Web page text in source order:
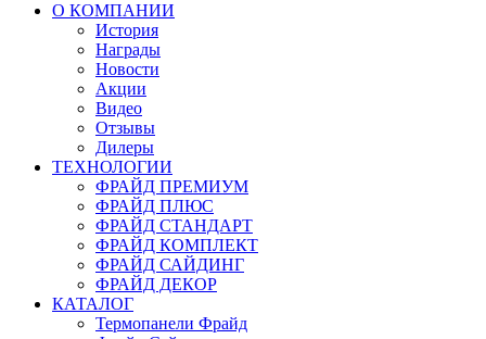
О КОМПАНИИ
История
Награды
Новости
Акции
Видео
Отзывы
Дилеры
ТЕХНОЛОГИИ
ФРАЙД ПРЕМИУМ
ФРАЙД ПЛЮС
ФРАЙД СТАНДАРТ
ФРАЙД КОМПЛЕКТ
ФРАЙД САЙДИНГ
ФРАЙД ДЕКОР
КАТАЛОГ
Термопанели Фрайд